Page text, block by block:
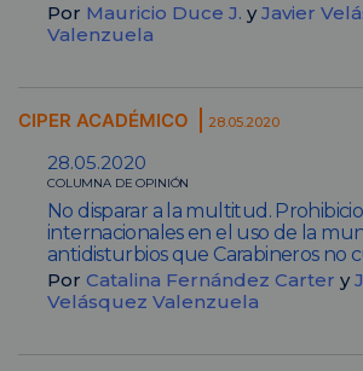
Por Mauricio Duce J. yJavier
Valenzuela
CIPER ACADÉMICO 28.05.2020
28.05.2020
COLUMNA DE OPINIÓN
No disparar a la multitud.
internacionales en el uso de la
antidisturbios que Carabineros no
Por Catalina Fernández Carter y
Velásquez Valenzuela